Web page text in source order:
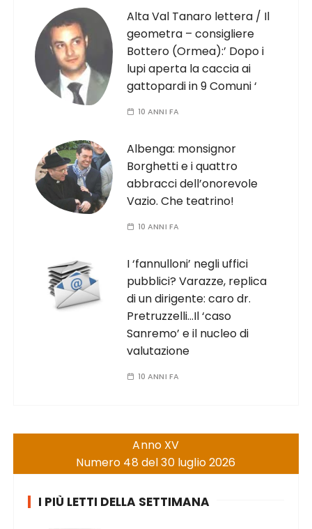
Alta Val Tanaro lettera / Il
geometra – consigliere
Bottero (Ormea):’ Dopo i
lupi aperta la caccia ai
gattopardi in 9 Comuni ‘
10 ANNI FA
Albenga: monsignor
Borghetti e i quattro
abbracci dell’onorevole
Vazio. Che teatrino!
10 ANNI FA
I ‘fannulloni’ negli uffici
pubblici? Varazze, replica
di un dirigente: caro dr.
Pretruzzelli…Il ‘caso
Sanremo’ e il nucleo di
valutazione
10 ANNI FA
Anno XV
Numero 48 del 30 luglio 2026
I PIÙ LETTI DELLA SETTIMANA